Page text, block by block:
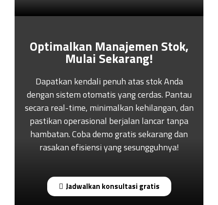
Optimalkan Manajemen Stok,
Mulai Sekarang!
Dapatkan kendali penuh atas stok Anda
dengan sistem otomatis yang cerdas. Pantau
secara real-time, minimalkan kehilangan, dan
pastikan operasional berjalan lancar tanpa
hambatan. Coba demo gratis sekarang dan
rasakan efisiensi yang sesungguhnya!
Jadwalkan konsultasi gratis